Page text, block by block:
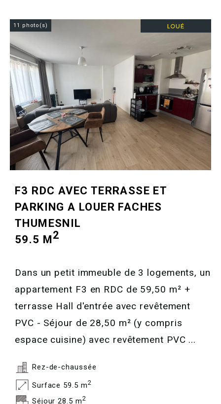
11 photo(s)
F3 RDC AVEC TERRASSE ET
PARKING A LOUER FACHES
THUMESNIL
59.5 M2
Dans un petit immeuble de 3 logements, un
appartement F3 en RDC de 59,50 m² +
terrasse Hall d'entrée avec revêtement
PVC - Séjour de 28,50 m² (y compris
espace cuisine) avec revêtement PVC ...
Rez-de-chaussée
Surface 59.5 m2
Séjour 28.5 m2